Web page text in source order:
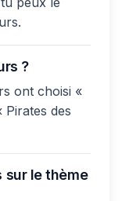
?
ont choisi «
des
sur le thème